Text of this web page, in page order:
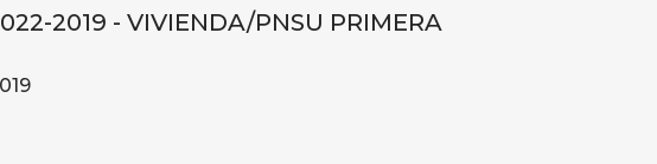
2019 - VIVIENDA/PNSU PRIMERA